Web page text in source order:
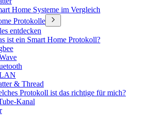
Home Systeme im Vergleich
Protokolle
entdecken
ist ein Smart Home Protokoll?
& Thread
Protokoll ist das richtige für mich?
Kanal